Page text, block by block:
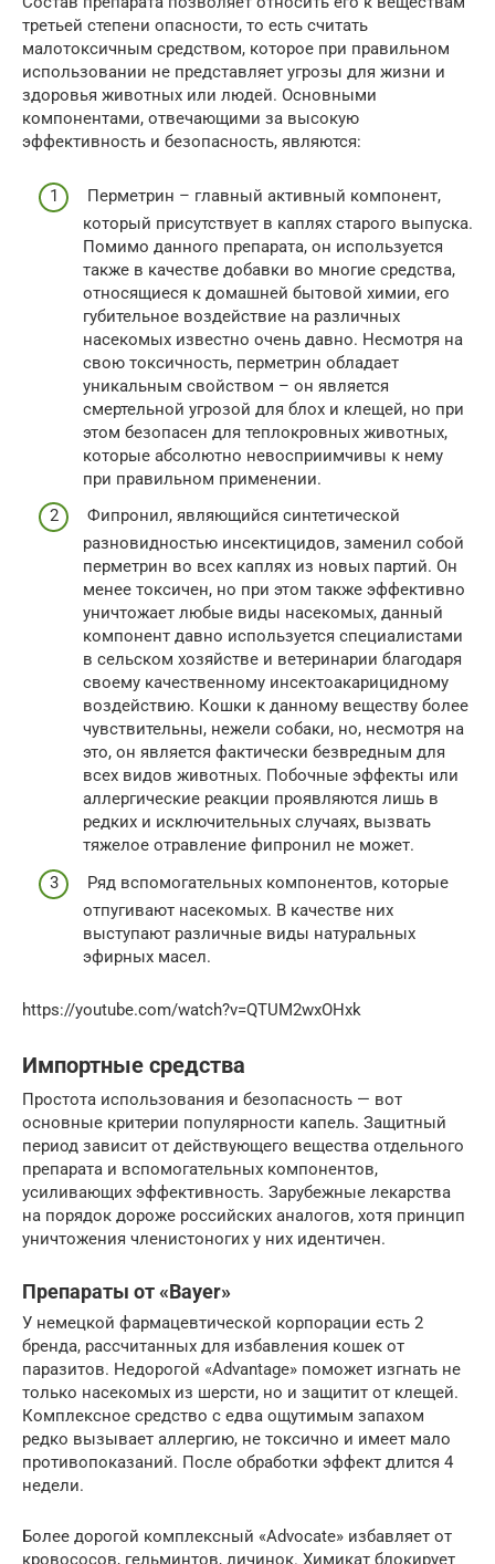
третьей степени опасности, то есть считать
малотоксичным средством, которое при правильном
использовании не представляет угрозы для жизни и
здоровья животных или людей. Основными
компонентами, отвечающими за высокую
эффективность и безопасность, являются:
Перметрин – главный активный компонент,
который присутствует в каплях старого выпуска.
Помимо данного препарата, он используется
также в качестве добавки во многие средства,
относящиеся к домашней бытовой химии, его
губительное воздействие на различных
насекомых известно очень давно. Несмотря на
свою токсичность, перметрин обладает
уникальным свойством – он является
смертельной угрозой для блох и клещей, но при
этом безопасен для теплокровных животных,
которые абсолютно невосприимчивы к нему
при правильном применении.
Фипронил, являющийся синтетической
разновидностью инсектицидов, заменил собой
перметрин во всех каплях из новых партий. Он
менее токсичен, но при этом также эффективно
уничтожает любые виды насекомых, данный
компонент давно используется специалистами
в сельском хозяйстве и ветеринарии благодаря
своему качественному инсектоакарицидному
воздействию. Кошки к данному веществу более
чувствительны, нежели собаки, но, несмотря на
это, он является фактически безвредным для
всех видов животных. Побочные эффекты или
аллергические реакции проявляются лишь в
редких и исключительных случаях, вызвать
тяжелое отравление фипронил не может.
Ряд вспомогательных компонентов, которые
отпугивают насекомых. В качестве них
выступают различные виды натуральных
эфирных масел.
https://youtube.com/watch?v=QTUM2wxOHxk
Импортные средства
Простота использования и безопасность — вот
основные критерии популярности капель. Защитный
период зависит от действующего вещества отдельного
препарата и вспомогательных компонентов,
усиливающих эффективность. Зарубежные лекарства
на порядок дороже российских аналогов, хотя принцип
уничтожения членистоногих у них идентичен.
Препараты от «Bayer»
У немецкой фармацевтической корпорации есть 2
бренда, рассчитанных для избавления кошек от
паразитов. Недорогой «Advantage» поможет изгнать не
только насекомых из шерсти, но и защитит от клещей.
Комплексное средство с едва ощутимым запахом
редко вызывает аллергию, не токсично и имеет мало
противопоказаний. После обработки эффект длится 4
недели.
Более дорогой комплексный «Advocate» избавляет от
кровососов, гельминтов, личинок. Химикат блокирует